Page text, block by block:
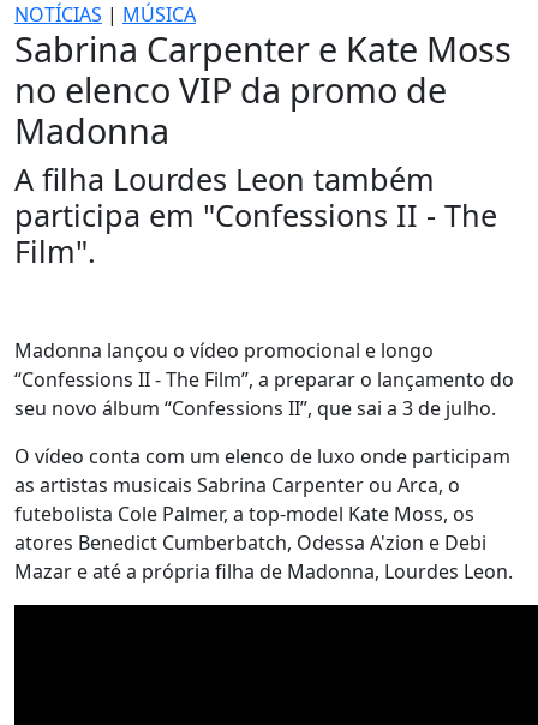
NOTÍCIAS | MÚSICA
Sabrina Carpenter e Kate Moss
no elenco VIP da promo de
Madonna
A filha Lourdes Leon também
participa em "Confessions II - The
Film".
Madonna lançou o vídeo promocional e longo
“Confessions II - The Film”, a preparar o lançamento do
seu novo álbum “Confessions II”, que sai a 3 de julho.
O vídeo conta com um elenco de luxo onde participam
as artistas musicais Sabrina Carpenter ou Arca, o
futebolista Cole Palmer, a top-model Kate Moss, os
atores Benedict Cumberbatch, Odessa A'zion e Debi
Mazar e até a própria filha de Madonna, Lourdes Leon.